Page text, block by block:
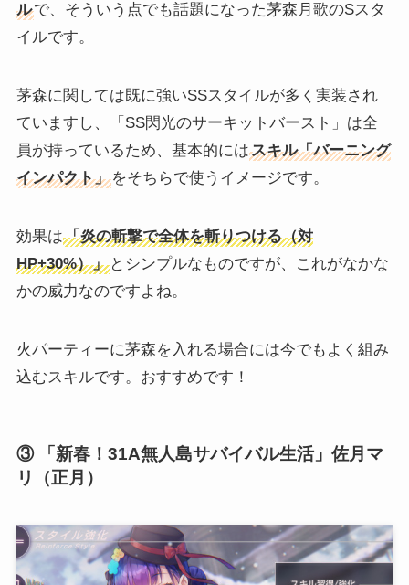
ルで、そういう点でも話題になった茅森月歌のSスタ
イルです。
茅森に関しては既に強いSSスタイルが多く実装され
ていますし、「SS閃光のサーキットバースト」は全
員が持っているため、基本的にはスキル「バーニング
インパクト」をそちらで使うイメージです。
効果は「炎の斬撃で全体を斬りつける（対
HP+30%）」とシンプルなものですが、これがなかな
かの威力なのですよね。
火パーティーに茅森を入れる場合には今でもよく組み
込むスキルです。おすすめです！
③ 「新春！31A無人島サバイバル生活」佐月マ
リ（正月）